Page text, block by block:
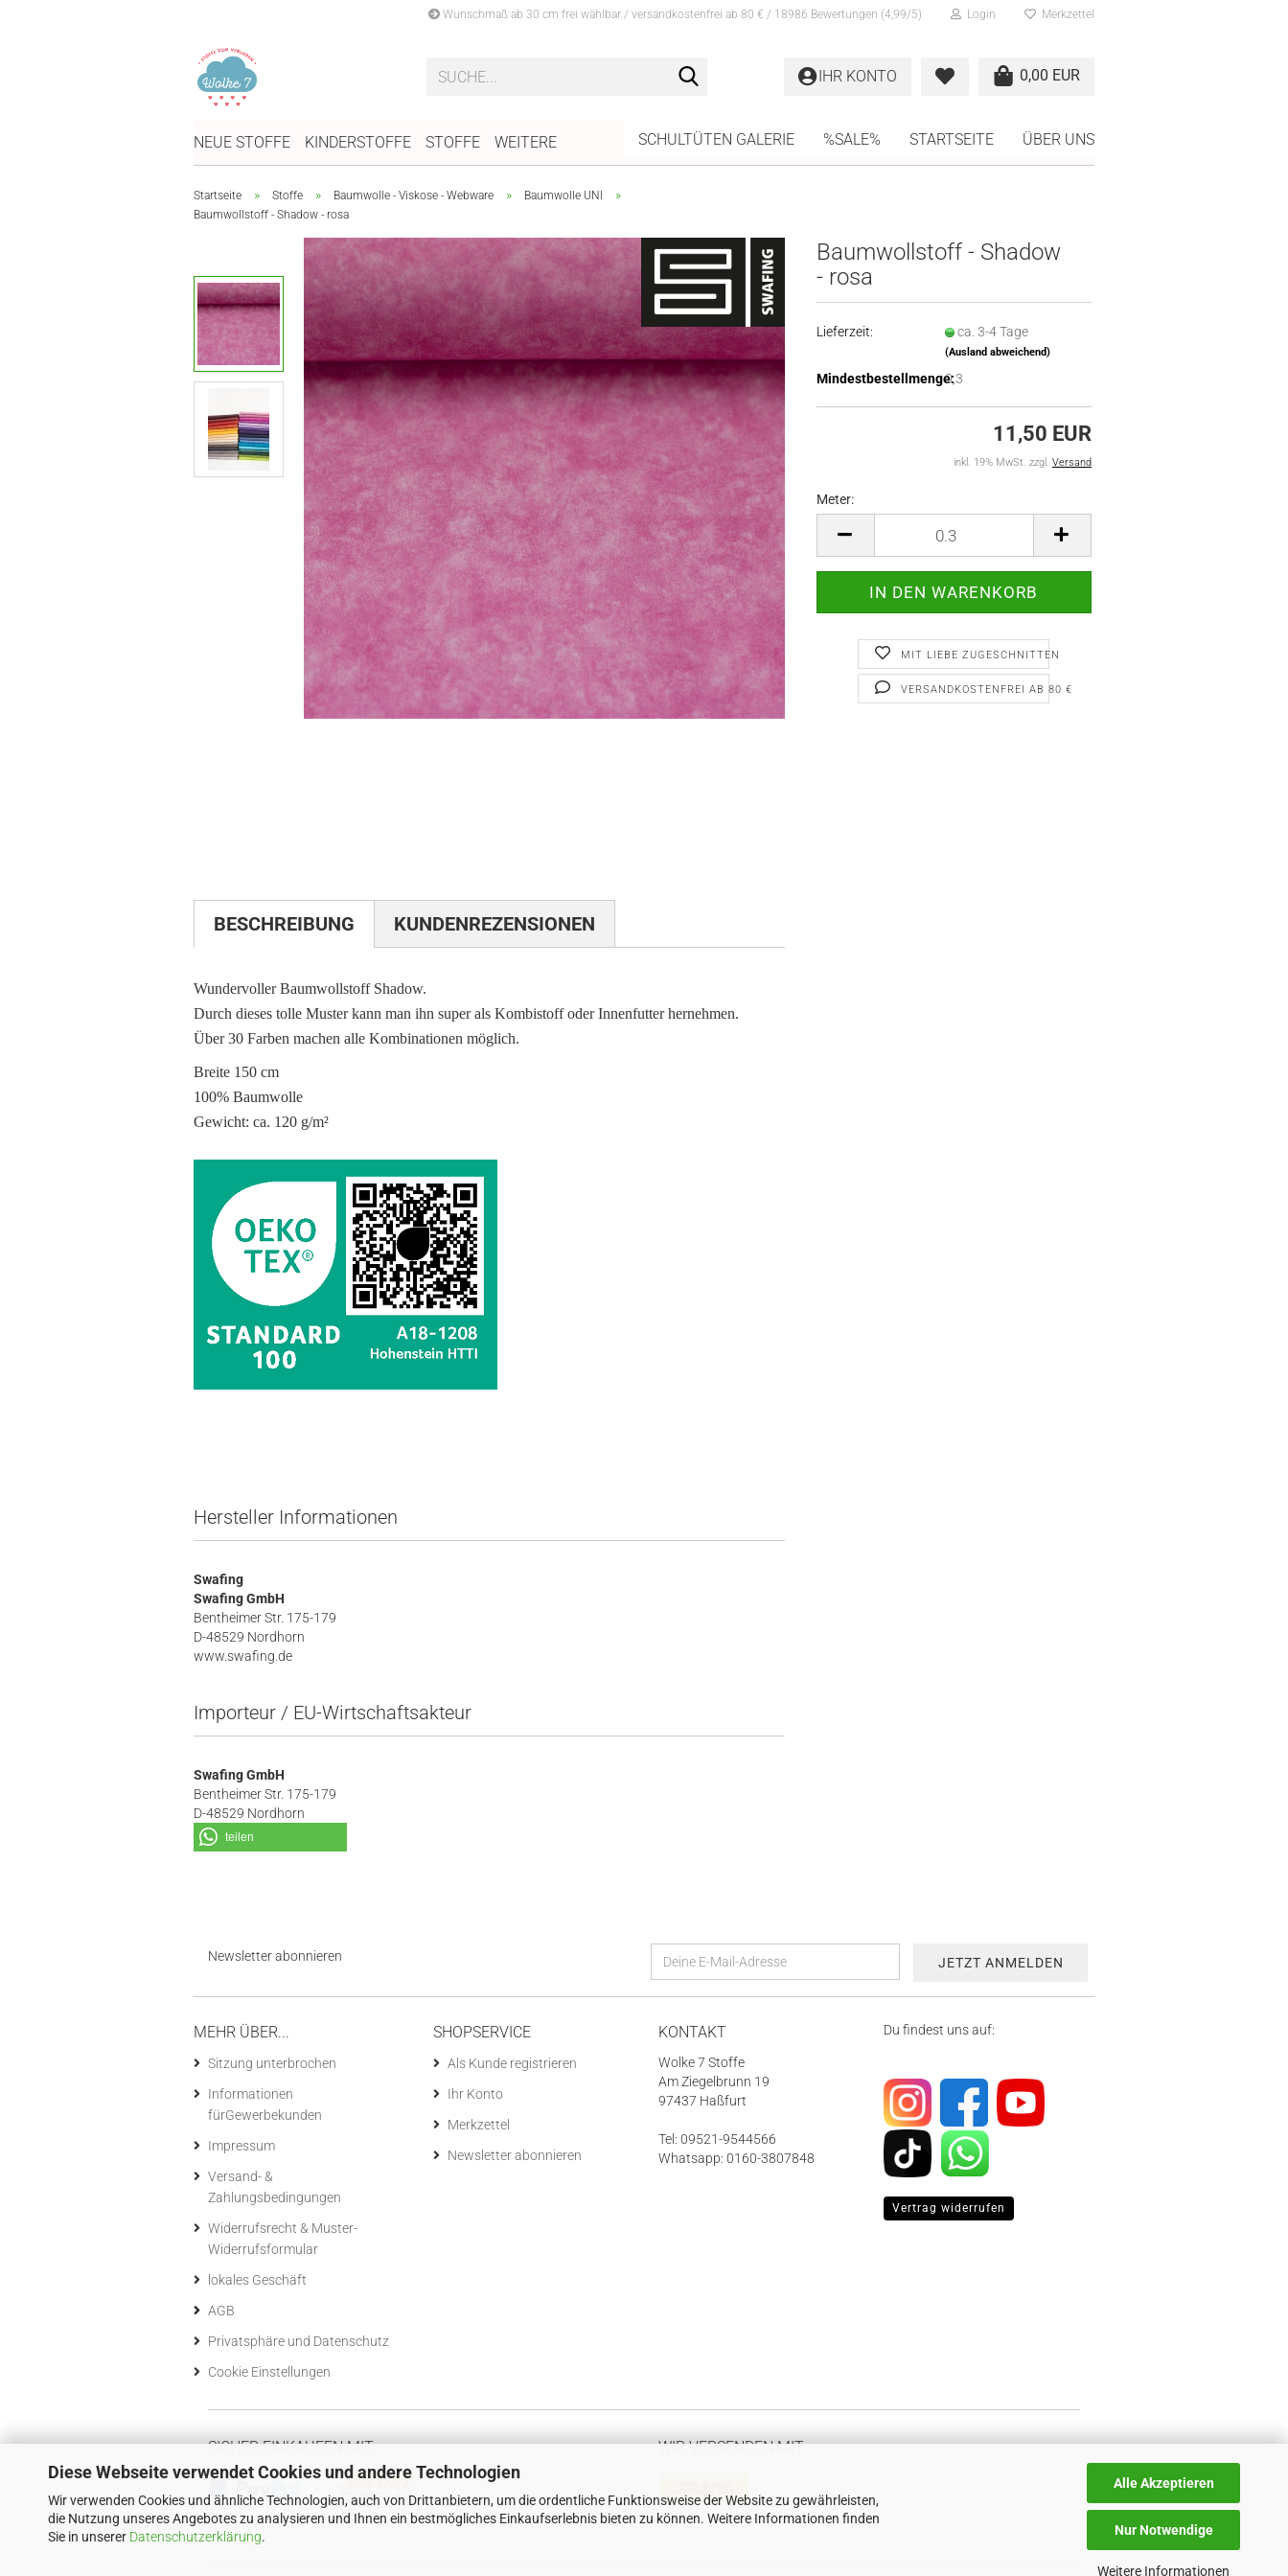
Diese Webseite verwendet Cookies und andere Technologien
Wir verwenden Cookies und ähnliche Technologien, auch von Drittanbietern, um die ordentliche Funktionsweise der Website zu gewährleisten,
die Nutzung unseres Angebotes zu analysieren und Ihnen ein bestmögliches Einkaufserlebnis bieten zu können. Weitere Informationen finden
Sie in unserer Datenschutzerklärung.
Alle Akzeptieren
Nur Notwendige
Weitere Informationen
Wunschmaß ab 30 cm frei wählbar / versandkostenfrei ab 80 € / 18986 Bewertungen (4,99/5) Login Merkzettel
0,00 EUR
IHR KONTO
NEUE STOFFE KINDERSTOFFE STOFFE SCHULTÜTEN GALERIE %SALE% STARTSEITE ÜBER UNS
WEITERE
Startseite » Stoffe » Baumwolle - Viskose - Webware » Baumwolle UNI »
Baumwollstoff - Shadow - rosa
Baumwollstoff - Shadow
- rosa
Lieferzeit: ca. 3-4 Tage
(Ausland abweichend)
Mindestbestellmenge:0,3
11,50 EUR
inkl. 19% MwSt. zzgl. Versand
Meter:
Meter
MIT LIEBE ZUGESCHNITTEN
VERSANDKOSTENFREI AB 80 €
BESCHREIBUNG KUNDENREZENSIONEN
Wundervoller Baumwollstoff Shadow.
Durch dieses tolle Muster kann man ihn super als Kombistoff oder Innenfutter hernehmen.
Über 30 Farben machen alle Kombinationen möglich.
Breite 150 cm
100% Baumwolle
Gewicht: ca. 120 g/m²
Hersteller Informationen
Swafing
Swafing GmbH
Bentheimer Str. 175-179
D-48529 Nordhorn
www.swafing.de
Importeur / EU-Wirtschaftsakteur
Swafing GmbH
Bentheimer Str. 175-179
D-48529 Nordhorn
teilen
Newsletter abonnieren
MEHR ÜBER...
Sitzung unterbrochen
Informationen
fürGewerbekunden
Impressum
Versand- &
Zahlungsbedingungen
Widerrufsrecht & Muster-
Widerrufsformular
lokales Geschäft
AGB
Privatsphäre und Datenschutz
Cookie Einstellungen
SHOPSERVICE
Als Kunde registrieren
Ihr Konto
Merkzettel
Newsletter abonnieren
KONTAKT
Wolke 7 Stoffe
Am Ziegelbrunn 19
97437 Haßfurt
Tel: 09521-9544566
Whatsapp: 0160-3807848
Du findest uns auf:
Vertrag widerrufen
SICHER EINKAUFEN MIT WIR VERSENDEN MIT